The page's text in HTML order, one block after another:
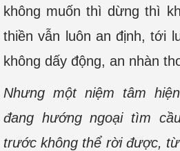
không muốn thì dừng thì
thiền vẫn luôn an định, tới
không dấy động, an nhàn
Nhưng một niệm tâm
đang hướng ngoại tìm
trước không thể rời được,